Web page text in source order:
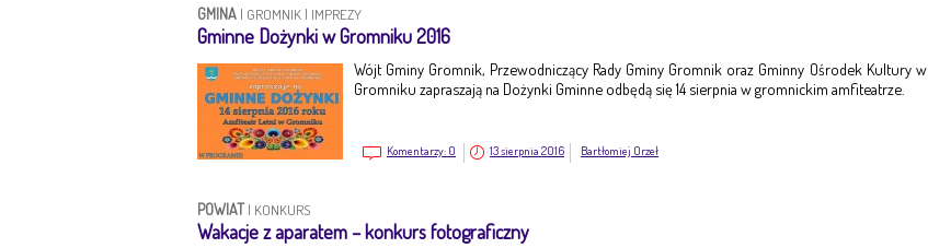
GMINA | GROMNIK | IMPREZY
Gminne Dożynki w Gromniku 2016
Wójt Gminy Gromnik, Przewodniczący Rady Gminy Gromnik oraz Gminny Ośrodek Kultury w
Gromniku zapraszają na Dożynki Gminne odbędą się 14 sierpnia w gromnickim amfiteatrze.
Komentarzy: 0 13 sierpnia 2016 Bartłomiej Orzeł
POWIAT | KONKURS
Wakacje z aparatem – konkurs fotograficzny